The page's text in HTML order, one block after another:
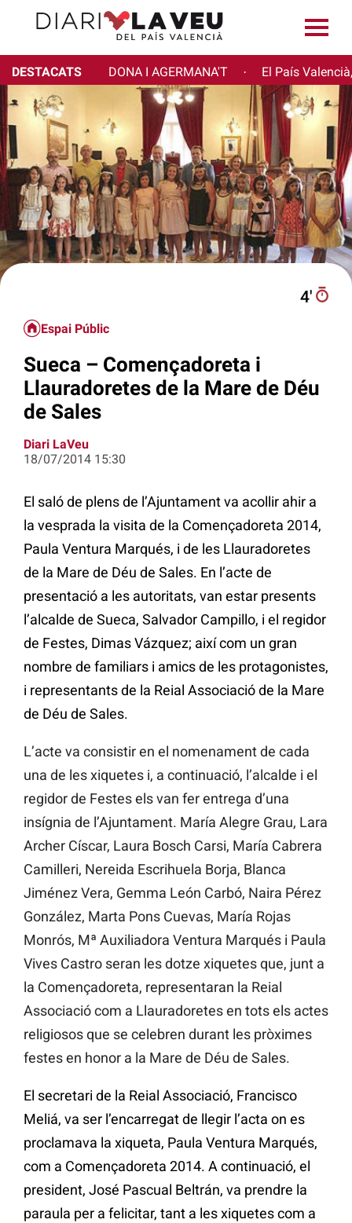
DESTACATS DONA I AGERMANA'T · El País
4′
Espai Públic
Sueca – Començadoreta i
Llauradoretes de la Mare de Déu
de Sales
Diari LaVeu
18/07/2014 15:30
El saló de plens de l’Ajuntament va acollir ahir a
la vesprada la visita de la Començadoreta 2014,
Paula Ventura Marqués, i de les Llauradoretes
de la Mare de Déu de Sales. En l’acte de
presentació a les autoritats, van estar presents
l’alcalde de Sueca, Salvador Campillo, i el regidor
de Festes, Dimas Vázquez; així com un gran
nombre de familiars i amics de les protagonistes,
i representants de la Reial Associació de la Mare
de Déu de Sales.
L’acte va consistir en el nomenament de cada
una de les xiquetes i, a continuació, l’alcalde i el
regidor de Festes els van fer entrega d’una
insígnia de l’Ajuntament. María Alegre Grau, Lara
Archer Císcar, Laura Bosch Carsi, María Cabrera
Camilleri, Nereida Escrihuela Borja, Blanca
Jiménez Vera, Gemma León Carbó, Naira Pérez
González, Marta Pons Cuevas, María Rojas
Monrós, Mª Auxiliadora Ventura Marqués i Paula
Vives Castro seran les dotze xiquetes que, junt a
la Començadoreta, representaran la Reial
Associació com a Llauradoretes en tots els actes
religiosos que se celebren durant les pròximes
festes en honor a la Mare de Déu de Sales.
El secretari de la Reial Associació, Francisco
Meliá, va ser l’encarregat de llegir l’acta on es
proclamava la xiqueta, Paula Ventura Marqués,
com a Començadoreta 2014. A continuació, el
president, José Pascual Beltrán, va prendre la
paraula per a felicitar, tant a les xiquetes com a